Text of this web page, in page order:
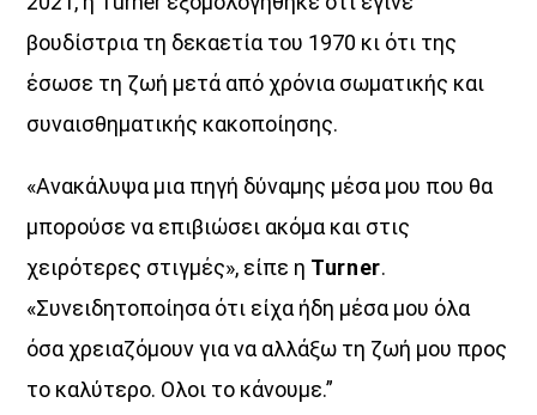
βουδίστρια τη δεκαετία του 1970 κι ότι της
έσωσε τη ζωή μετά από χρόνια σωματικής και
συναισθηματικής κακοποίησης.
«Ανακάλυψα μια πηγή δύναμης μέσα μου που θα
μπορούσε να επιβιώσει ακόμα και στις
χειρότερες στιγμές», είπε η Turner.
«Συνειδητοποίησα ότι είχα ήδη μέσα μου όλα
όσα χρειαζόμουν για να αλλάξω τη ζωή μου προς
το καλύτερο. Ολοι το κάνουμε.”